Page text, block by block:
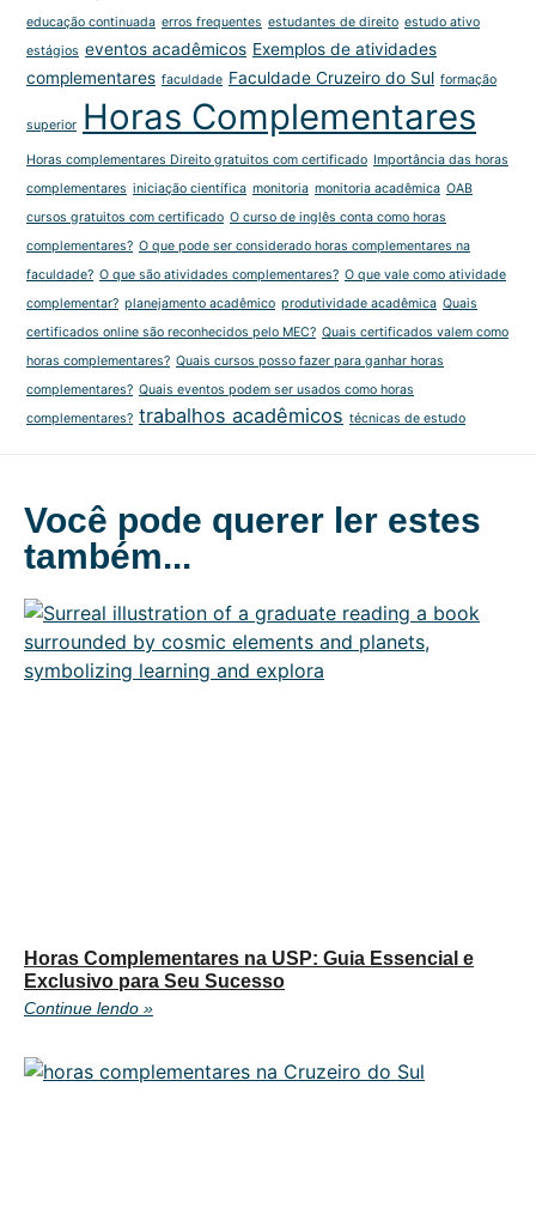
educação continuada erros frequentes estudantes de direito estudo ativo
estágios eventos acadêmicos Exemplos de atividades
complementares faculdade Faculdade Cruzeiro do Sul formação
superior Horas Complementares
Horas complementares Direito gratuitos com certificado Importância das horas
complementares iniciação científica monitoria monitoria acadêmica OAB
cursos gratuitos com certificado O curso de inglês conta como horas
complementares? O que pode ser considerado horas complementares na
faculdade? O que são atividades complementares? O que vale como atividade
complementar? planejamento acadêmico produtividade acadêmica Quais
certificados online são reconhecidos pelo MEC? Quais certificados valem como
horas complementares? Quais cursos posso fazer para ganhar horas
complementares? Quais eventos podem ser usados como horas
complementares? trabalhos acadêmicos técnicas de estudo
Você pode querer ler estes
também...
Horas Complementares na USP: Guia Essencial e
Exclusivo para Seu Sucesso
Continue lendo »